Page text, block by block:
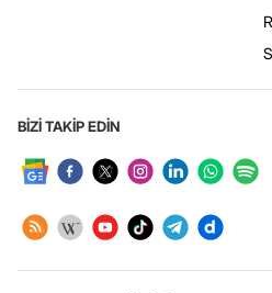
BİZİ TAKİP EDİN